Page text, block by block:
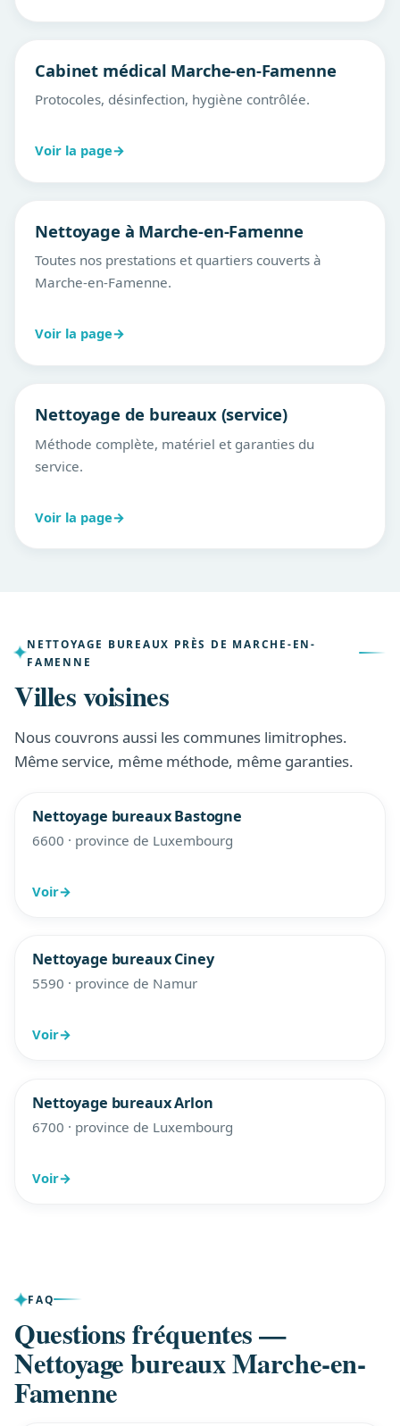
Cabinet médical Marche-en-Famenne
Protocoles, désinfection, hygiène contrôlée.
Voir la page→
Nettoyage à Marche-en-Famenne
Toutes nos prestations et quartiers couverts à
Marche-en-Famenne.
Voir la page→
Nettoyage de bureaux (service)
Méthode complète, matériel et garanties du
service.
Voir la page→
NETTOYAGE BUREAUX PRÈS DE MARCHE-EN-
FAMENNE
Villes voisines
Nous couvrons aussi les communes limitrophes.
Même service, même méthode, même garanties.
Nettoyage bureaux Bastogne
6600 · province de Luxembourg
Voir→
Nettoyage bureaux Ciney
5590 · province de Namur
Voir→
Nettoyage bureaux Arlon
6700 · province de Luxembourg
Voir→
FAQ
Questions fréquentes —
Nettoyage bureaux Marche-en-
Famenne